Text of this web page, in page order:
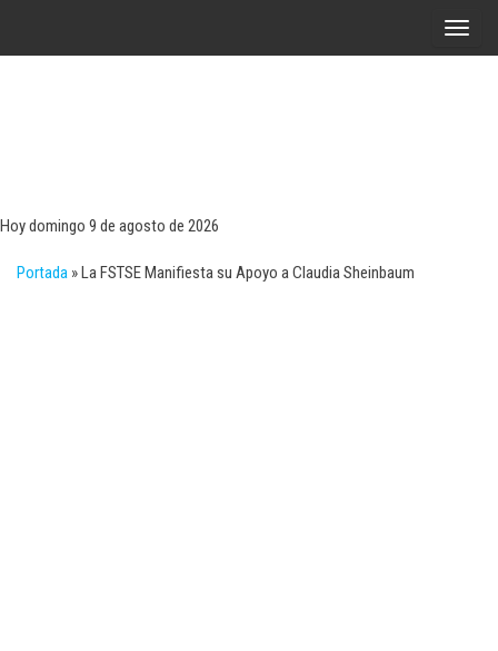
A
Hoy domingo 9 de agosto de 2026
Portada »La FSTSE Manifiesta su Apoyo a Claudia Sheinbaum